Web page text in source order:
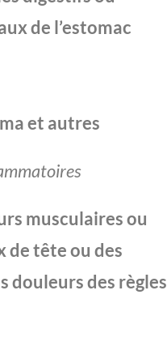
de l’estomac
et autres
musculaires ou
de tête ou des
douleurs des règles